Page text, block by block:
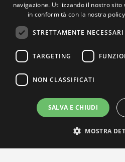
navigazione. Utilizzando il nostro
in conformità con la nostra
STRETTAMENTE NECESSARI
TARGETING
NON CLASSIFICATI
SALVA E CHIUDI
MOSTRA